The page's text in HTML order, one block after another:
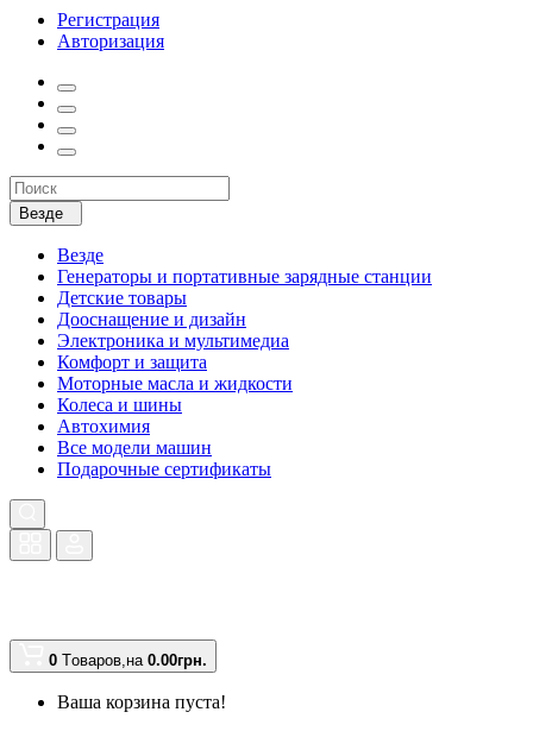
Регистрация
Авторизация
Везде
Везде
Генераторы и портативные зарядные станции
Детские товары
Дооснащение и дизайн
Электроника и мультимедиа
Комфорт и защита
Моторные масла и жидкости
Колеса и шины
Автохимия
Все модели машин
Подарочные сертификаты
0 Tоваров,на 0.00грн.
Ваша корзина пуста!